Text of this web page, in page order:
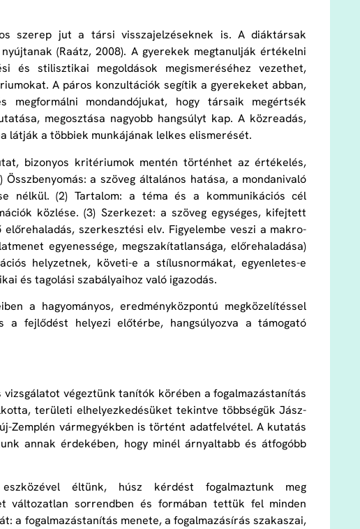
szerep jut a társi visszajelzéseknek is. A diáktársak
(Raátz, 2008). A gyerekek megtanulják értékelni
és stilisztikai megoldások megismeréséhez vezethet,
A páros konzultációk segítik a gyerekeket abban,
mondandójukat, hogy társaik megértsék
megosztása nagyobb hangsúlyt kap. A közreadás,
látják a többiek munkájának lelkes elismerését.
bizonyos kritériumok mentén történhet az értékelés,
a szöveg általános hatása, a mondanivaló
nélkül. (2) Tartalom: a téma és a kommunikációs cél
közlése. (3) Szerkezet: a szöveg egységes, kifejtett
szerkesztési elv. Figyelembe veszi a makro-
egyenessége, megszakítatlansága, előrehaladása)
helyzetnek, követi-e a stílusnormákat, egyenletes-e
és tagolási szabályaihoz való igazodás.
a hagyományos, eredményközpontú megközelítéssel
fejlődést helyezi előtérbe, hangsúlyozva a támogató
végeztünk tanítók körében a fogalmazástanítás
területi elhelyezkedésüket tekintve többségük Jász-
Zemplén vármegyékben is történt adatfelvétel. A kutatás
annak érdekében, hogy minél árnyaltabb és átfogóbb
éltünk, húsz kérdést fogalmaztunk meg
változatlan sorrendben és formában tettük fel minden
a fogalmazástanítás menete, a fogalmazásírás szakaszai,